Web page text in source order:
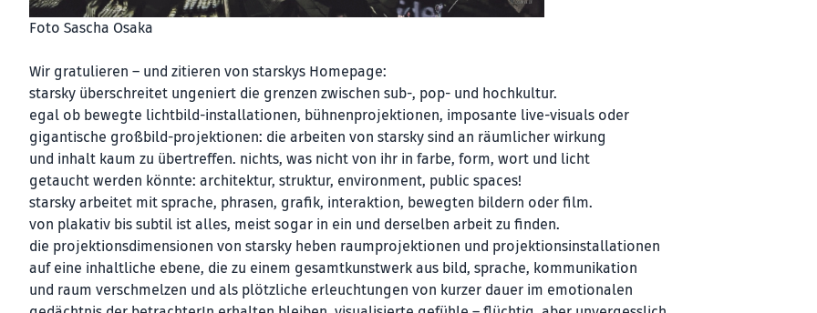
Foto Sascha Osaka
Wir gratulieren – und zitieren von starskys Homepage:
starsky überschreitet ungeniert die grenzen zwischen sub-, pop- und hochkultur.
egal ob bewegte lichtbild-installationen, bühnenprojektionen, imposante live-visuals oder
gigantische großbild-projektionen: die arbeiten von starsky sind an räumlicher wirkung
und inhalt kaum zu übertreffen. nichts, was nicht von ihr in farbe, form, wort und licht
getaucht werden könnte: architektur, struktur, environment, public spaces!
starsky arbeitet mit sprache, phrasen, grafik, interaktion, bewegten bildern oder film.
von plakativ bis subtil ist alles, meist sogar in ein und derselben arbeit zu finden.
die projektionsdimensionen von starsky heben raumprojektionen und projektionsinstallationen
auf eine inhaltliche ebene, die zu einem gesamtkunstwerk aus bild, sprache, kommunikation
und raum verschmelzen und als plötzliche erleuchtungen von kurzer dauer im emotionalen